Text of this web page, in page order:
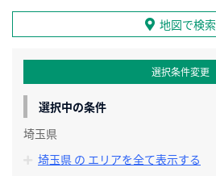
地図で検索
選択条件変更
選択中の条件
埼玉県
埼玉県 の エリアを全て表示する